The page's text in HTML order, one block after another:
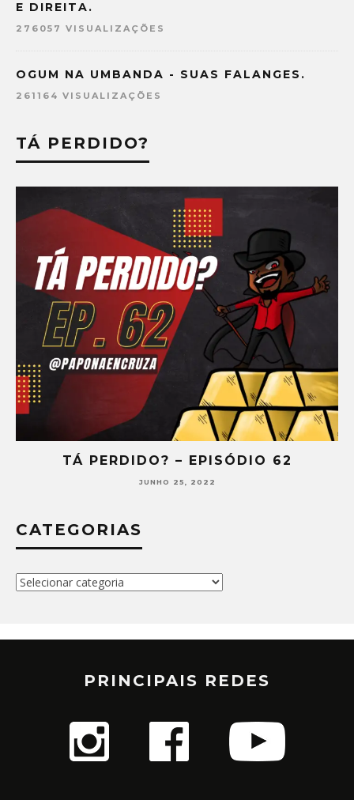
E DIREITA.
276057 VISUALIZAÇÕES
OGUM NA UMBANDA - SUAS FALANGES.
261164 VISUALIZAÇÕES
TÁ PERDIDO?
TÁ PERDIDO? – EPISÓDIO 62
JUNHO 25, 2022
CATEGORIAS
Categorias
PRINCIPAIS REDES